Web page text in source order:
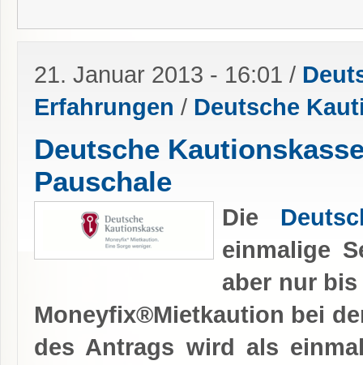
21. Januar 2013 - 16:01 /
Erfahrungen / Deutsche
Deutsche
Pauschale
Die
einmalige
aber nur bis
Moneyfix®Mietkaution bei
des Antrags wird als